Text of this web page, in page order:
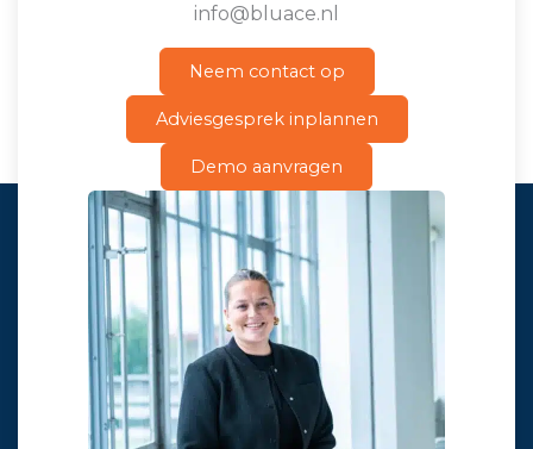
info@bluace.nl
Neem contact op
Adviesgesprek inplannen
Demo aanvragen